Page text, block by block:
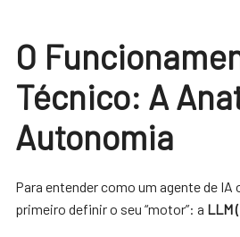
O
Técnico: A
Autonomia
Para entender como um agente de
primeiro definir o seu “motor”: a LLM